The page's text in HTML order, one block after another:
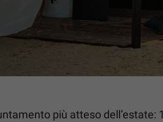
più atteso